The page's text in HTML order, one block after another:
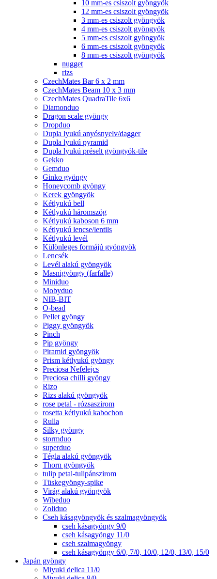
10 mm-es csiszolt gyöngyök
12 mm-es csiszolt gyöngyök
3 mm-es csiszolt gyöngyök
4 mm-es csiszolt gyöngyök
5 mm-es csiszolt gyöngyök
6 mm-es csiszolt gyöngyök
8 mm-es csiszolt gyöngyök
nugget
rizs
CzechMates Bar 6 x 2 mm
CzechMates Beam 10 x 3 mm
CzechMates QuadraTile 6x6
Diamonduo
Dragon scale gyöngy
Dropduo
Dupla lyukú anyósnyelv/dagger
Dupla lyukú pyramid
Dupla lyukú préselt gyöngyök-tile
Gekko
Gemduo
Ginko gyöngy
Honeycomb gyöngy
Kerek gyöngyök
Kétlyukú bell
Kétlyukú háromszög
Kétlyukú kaboson 6 mm
Kétlyukú lencse/lentils
Kétlyukú levél
Különleges formájú gyöngyök
Lencsék
Levél alakú gyöngyök
Masnigyöngy (farfalle)
Miniduo
Mobyduo
NIB-BIT
O-bead
Pellet gyöngy
Piggy gyöngyök
Pinch
Pip gyöngy
Piramid gyöngyök
Prism kétlyukú gyöngy
Preciosa Nefelejcs
Preciosa chilli gyöngy
Rizo
Rizs alakú gyöngyök
rose petal - rózsaszirom
rosetta kétlyukú kabochon
Rulla
Silky gyöngy
stormduo
superduo
Tégla alakú gyöngyök
Thorn gyöngyök
tulip petal-tulipánszirom
Tüskegyöngy-spike
Virág alakú gyöngyök
Wibeduo
Zoliduo
Cseh kásagyöngyök és szalmagyöngyök
cseh kásagyöngy 9/0
cseh kásagyöngy 11/0
cseh szalmagyöngy
cseh kásagyöngy 6/0, 7/0, 10/0, 12/0, 13/0, 15/0
Japán gyöngy
Miyuki delica 11/0